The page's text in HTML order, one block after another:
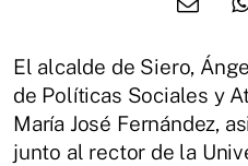
El alcalde de Siero,
de Políticas Sociales y
María José Fernández,
junto al rector de la